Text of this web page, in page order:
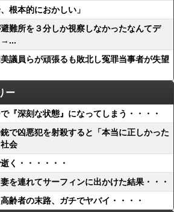
根本的におかしい」
難所を３分しか視察しなかったなんてデ
→...
議員らが頑張るも敗北し冤罪当事者が失望
ー
『深刻な状態』になってしまう・・・・
で凶悪犯を射殺すると「本当に正しかった
会
く・・・・・・
を連れてサーフィンに出かけた結果・・・
齢者の末路、ガチでヤバイ・・・・